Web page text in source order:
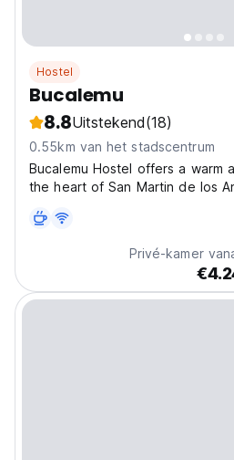
Hostel
Bucalemu
8.8Uitstekend(18)
0.55km van het stadscentrum
Bucalemu Hostel offers a warm
the heart of San Martin de los
Martin, this hostel is the ideal
natural beauty and outdoor
Privé-kamer